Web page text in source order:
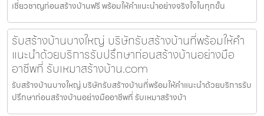
เชี่ยวชาญก่อนสร้างบ้านฟรี พร้อมให้คำแนะนำอย่างจริงใจในทุกขั้น
รับสร้างบ้านบางใหญ่ บริษัทรับสร้างบ้านที่พร้อมให้คำ
แนะนำด้วยบริการรับปรึกษาก่อนสร้างบ้านอย่างมือ
อาชีพที่ รับเหมาสร้างบ้าน.com
รับสร้างบ้านบางใหญ่ บริษัทรับสร้างบ้านที่พร้อมให้คำแนะนำด้วยบริการรับ
ปรึกษาก่อนสร้างบ้านอย่างมืออาชีพที่ รับเหมาสร้างบ้า